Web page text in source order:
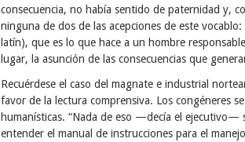
consecuencia, no había sentido de paternidad y,
ninguna de dos de las acepciones de este
latín), que es lo que hace a un hombre
lugar, la asunción de las consecuencias que
Recuérdese el caso del magnate e industrial
favor de la lectura comprensiva. Los congéneres
humanísticas. “Nada de eso —decía el
entender el manual de instrucciones para el